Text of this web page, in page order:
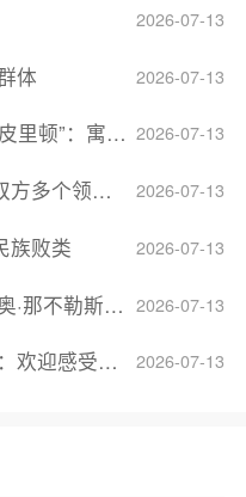
2026-07-13
2026-07-13
体
2026-07-13
，彰显俄精神力量
2026-07-13
判进入“关键阶段”
2026-07-13
族败类
2026-07-13
首席执行官
2026-07-13
镜的真实中国